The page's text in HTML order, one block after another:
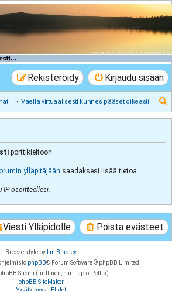
II
Kirjaudu sisään
Rekisteröidy
II Vaella virtuaalisesti kunnes pääset oikeasti
porttikieltoon.
ylläpitäjään saadaksesi lisää tietoa.
IP-osoitteellesi.
Poista evästeet
Viesti Ylläpidolle
Breeze style by Ian Bradley
phpBB® Forum Software © phpBB Limited
Suomi (lurttinen, harritapio, Pettis)
phpBB SiteMaker